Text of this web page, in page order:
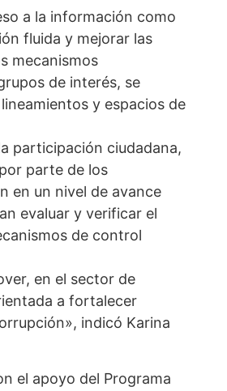
a la información como
fluida y mejorar las
mecanismos
de interés, se
y espacios de
participación ciudadana,
parte de los
en un nivel de avance
evaluar y verificar el
de control
en el sector de
a fortalecer
indicó Karina
el apoyo del Programa